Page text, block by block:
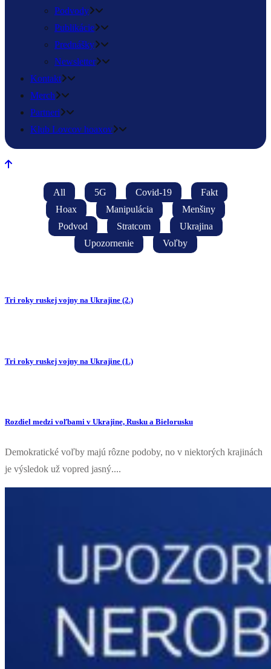
Podvody
Publikácie
Prednášky
Newsletter
Kontakt
Merch
Partneri
Klub Lovcov hoaxov
All 5G Covid-19
Fakt
Hoax
Manipulácia
Menšiny
Podvod
Stratcom
Ukrajina
Upozornenie
Voľby
Tri roky ruskej vojny na Ukrajine (2.)
Tri roky ruskej vojny na Ukrajine (1.)
Rozdiel medzi voľbami v Ukrajine, Rusku a Bielorusku
Demokratické voľby majú rôzne podoby, no v niektorých krajinách
je výsledok už vopred jasný....